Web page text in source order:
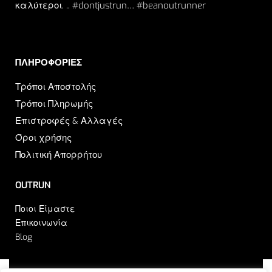
καλύτεροι. .. #dontjustrun… #beanoutrunner
ΠΛΗΡΟΦΟΡΙΕΣ​
Τρόποι Αποστολής
Τρόποι Πληρωμής
Επιστροφές & Αλλαγές
Όροι χρήσης
Πολιτική Απορρήτου
OUTRUN
Ποιοι Είμαστε
Επικοινωνία
Blog